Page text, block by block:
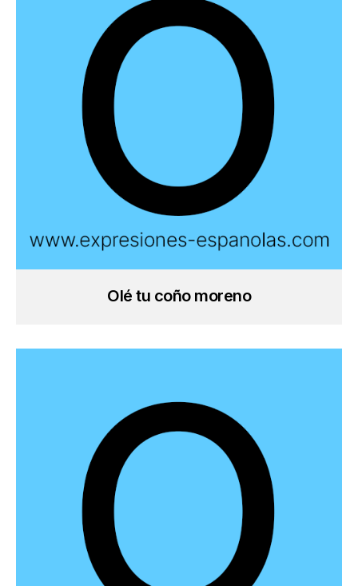
Olé tu coño moreno